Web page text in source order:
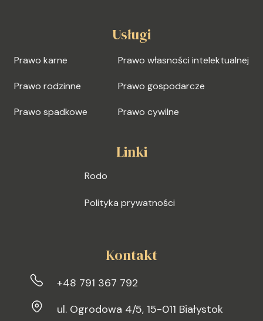
Usługi
Prawo karne
Prawo rodzinne
Prawo spadkowe
Prawo własności intelektualnej
Prawo gospodarcze
Prawo cywilne
Linki
Rodo
Polityka prywatności
Kontakt
+48 791 367 792
ul. Ogrodowa 4/5, 15-011 Białystok